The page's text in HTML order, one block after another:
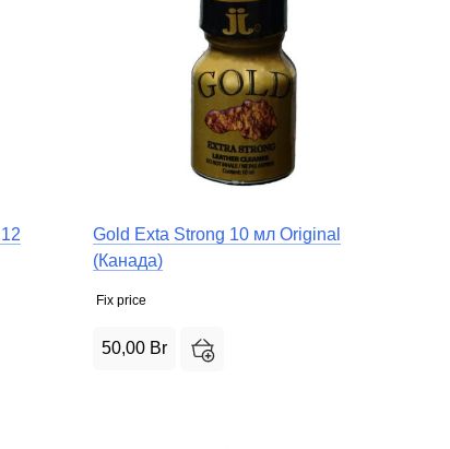
Gold Exta Strong 10 мл Original
(Канада)
Fix price
50,00 Br